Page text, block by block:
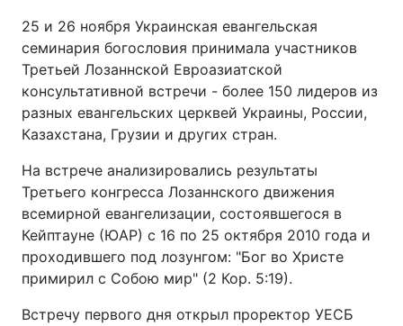
25 и 26 ноября Украинская евангельская
семинария богословия принимала участников
Третьей Лозаннской Евроазиатской
консультативной встречи - более 150 лидеров из
разных евангельских церквей Украины, России,
Казахстана, Грузии и других стран.
На встрече анализировались результаты
Третьего конгресса Лозаннского движения
всемирной евангелизации, состоявшегося в
Кейптауне (ЮАР) с 16 по 25 октября 2010 года и
проходившего под лозунгом: "Бог во Христе
примирил с Собою мир" (2 Кор. 5:19).
Встречу первого дня открыл проректор УЕСБ